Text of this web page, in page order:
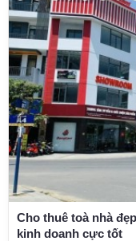
Cho thuê toà nhà
kinh doanh cực tốt